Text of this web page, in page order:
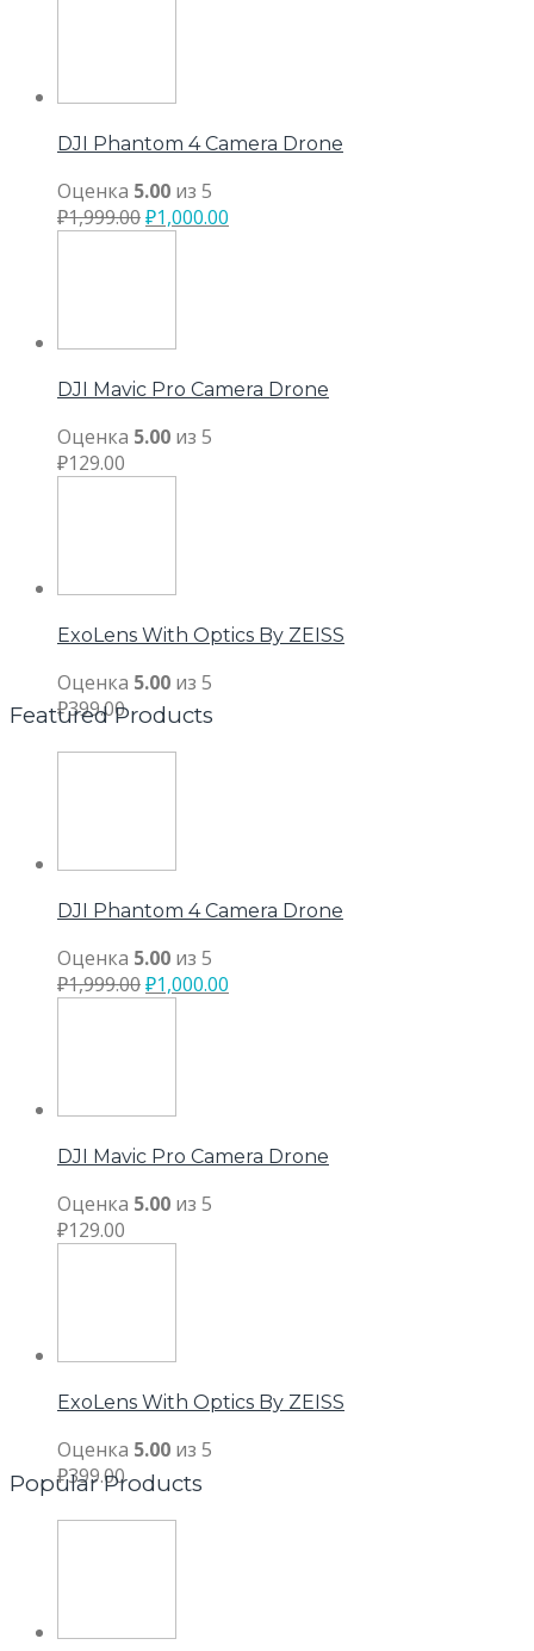
DJI Phantom 4 Camera Drone
Оценка 5.00 из 5
₽1,999.00₽1,000.00
DJI Mavic Pro Camera Drone
Оценка 5.00 из 5
₽129.00
ExoLens With Optics By ZEISS
Оценка 5.00 из 5
₽399.00
Featured Products
DJI Phantom 4 Camera Drone
Оценка 5.00 из 5
₽1,999.00₽1,000.00
DJI Mavic Pro Camera Drone
Оценка 5.00 из 5
₽129.00
ExoLens With Optics By ZEISS
Оценка 5.00 из 5
₽399.00
Popular Products